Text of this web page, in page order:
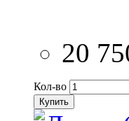
20
Кол-во
Купить